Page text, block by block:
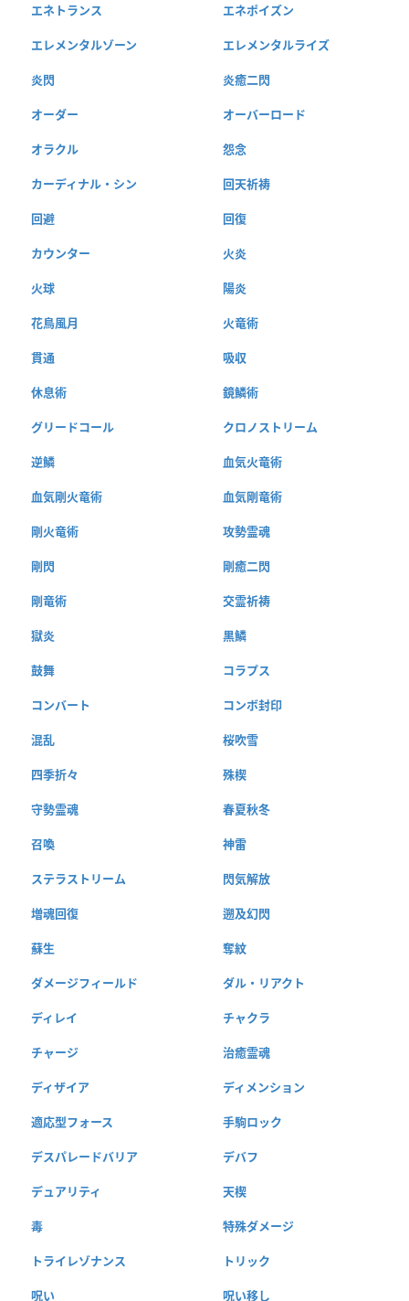
エネトランス エネポイズン
エレメンタルゾーン エレメンタルライズ
炎閃 炎癒二閃
オーダー オーバーロード
オラクル 怨念
カーディナル・シン 回天祈祷
回避 回復
カウンター 火炎
火球 陽炎
花鳥風月 火竜術
貫通 吸収
休息術 鏡鱗術
グリードコール クロノストリーム
逆鱗 血気火竜術
血気剛火竜術 血気剛竜術
剛火竜術 攻勢霊魂
剛閃 剛癒二閃
剛竜術 交霊祈祷
獄炎 黒鱗
鼓舞 コラプス
コンバート コンボ封印
混乱 桜吹雪
四季折々 殊楔
守勢霊魂 春夏秋冬
召喚 神雷
ステラストリーム 閃気解放
増魂回復 遡及幻閃
蘇生 奪紋
ダメージフィールド ダル・リアクト
ディレイ チャクラ
チャージ 治癒霊魂
ディザイア ディメンション
適応型フォース 手駒ロック
デスパレードバリア デバフ
デュアリティ 天楔
毒 特殊ダメージ
トライレゾナンス トリック
呪い 呪い移し